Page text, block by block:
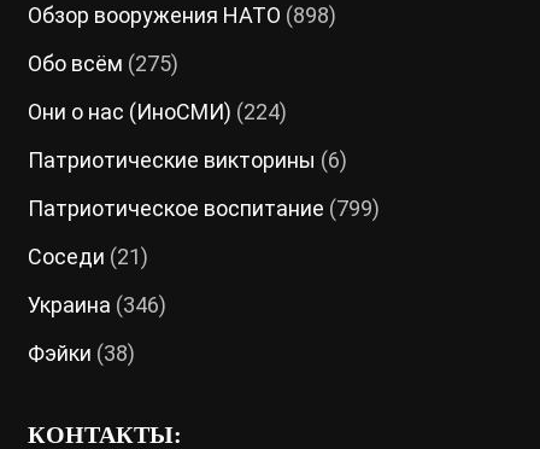
Обзор вооружения НАТО (898)
Обо всём (275)
Они о нас (ИноСМИ) (224)
Патриотические викторины (6)
Патриотическое воспитание (799)
Соседи (21)
Украина (346)
Фэйки (38)
КОНТАКТЫ: